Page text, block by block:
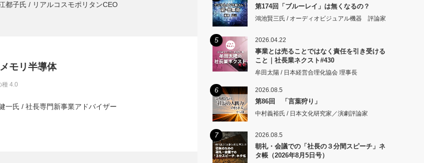
都子氏 / リアルコスモポリタンCEO
モリ半導体
種 4.0
一氏 / 社長専門新事業アドバイザー
第174回「ブルーレイ」は無くなるの？
鴻池賢三氏 / オーディオビジュアル機器 評論家
5 2026.04.22
事業とは売ることではなく責任を引き受ける
こと｜社長業ネクスト#430
牟田太陽 / 日本経営合理化協会 理事長
6 2026.08.5
第86回 「言葉狩り」
中村義裕氏 / 日本文化研究家／演劇評論家
7 2026.08.5
朝礼・会議での「社長の３分間スピーチ」ネ
タ帳（2026年8月5日号）